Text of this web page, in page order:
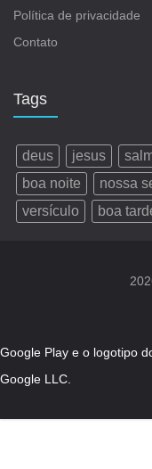
Política de privacidade
Contato
Tags
deus jesus
boa noite
nossa
versículo
boa
Google Play e o logotipo
Google LLC.